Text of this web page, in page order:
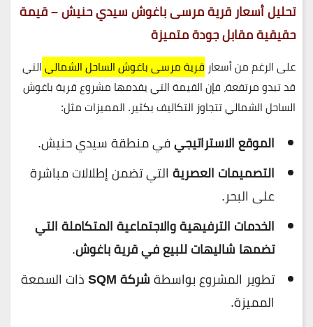
تحليل أسعار قرية مرسى باغوش سيدي حنيش – قيمة
حقيقية مقابل جودة متميزة
على الرغم من أسعار قرية مرسى باغوش الساحل الشماليالتي
قد تبدو مرتفعة، فإن القيمة التي يقدمها مشروع قرية باغوش
الساحل الشمالي تتجاوز التكاليف بكثير. المميزات مثل:
الموقع الاستراتيجيفي منطقة سيدي حنيش.
التصميمات العصرية التي تضمن إطلالات مباشرة
على البحر.
الخدمات الترفيهية والاجتماعية المتكاملة التي
تضمها شاليهات للبيع في قرية باغوش.
تطوير المشروع بواسطةشركة SQM
ذات السمعة
المميزة.